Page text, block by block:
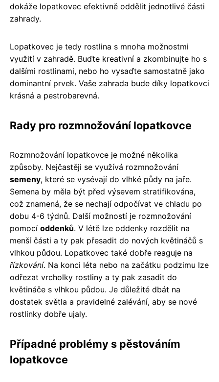
dokáže lopatkovec efektivně oddělit jednotlivé části
zahrady.
Lopatkovec je tedy rostlina s mnoha možnostmi
využití v zahradě. Buďte kreativní a zkombinujte ho s
dalšími rostlinami, nebo ho vysaďte samostatně jako
dominantní prvek. Vaše zahrada bude díky lopatkovci
krásná a pestrobarevná.
Rady pro rozmnožování lopatkovce
Rozmnožování lopatkovce je možné několika
způsoby. Nejčastěji se využívá rozmnožování
semeny, které se vysévají do vlhké půdy na jaře.
Semena by měla být před výsevem stratifikována,
což znamená, že se nechají odpočívat ve chladu po
dobu 4-6 týdnů. Další možností je rozmnožování
pomocí oddenků. V létě lze oddenky rozdělit na
menší části a ty pak přesadit do nových květináčů s
vlhkou půdou. Lopatkovec také dobře reaguje na
řízkování. Na konci léta nebo na začátku podzimu lze
odřezat vrcholky rostliny a ty pak zasadit do
květináče s vlhkou půdou. Je důležité dbát na
dostatek světla a pravidelné zalévání, aby se nové
rostlinky dobře ujaly.
Případné problémy s pěstováním
lopatkovce